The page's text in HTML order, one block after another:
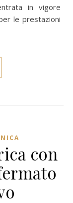
le prestazioni
con